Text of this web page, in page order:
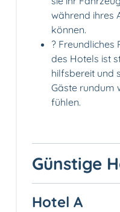
während ihres
können.
? Freundliches
des Hotels ist
hilfsbereit und
Gäste rundum
fühlen.
Günstige
Hotel A